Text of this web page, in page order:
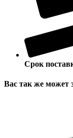
Срок
Вас так же может